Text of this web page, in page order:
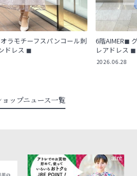
ラモチーフスパンコール刺
ドレス ◼︎
6階AIMER◼︎
レアドレス ◼︎
2026.06.28
ョップニュース一覧